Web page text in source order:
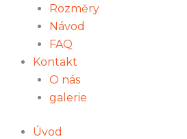
Rozměry
Návod
FAQ
Kontakt
O nás
galerie
Úvod